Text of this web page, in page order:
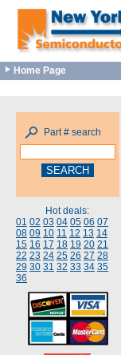
Home Page
Part # search
Hot deals:
01 02 03 04 05 06 07
08 09 10 11 12 13 14
15 16 17 18 19 20 21
22 23 24 25 26 27 28
29 30 31 32 33 34 35
36